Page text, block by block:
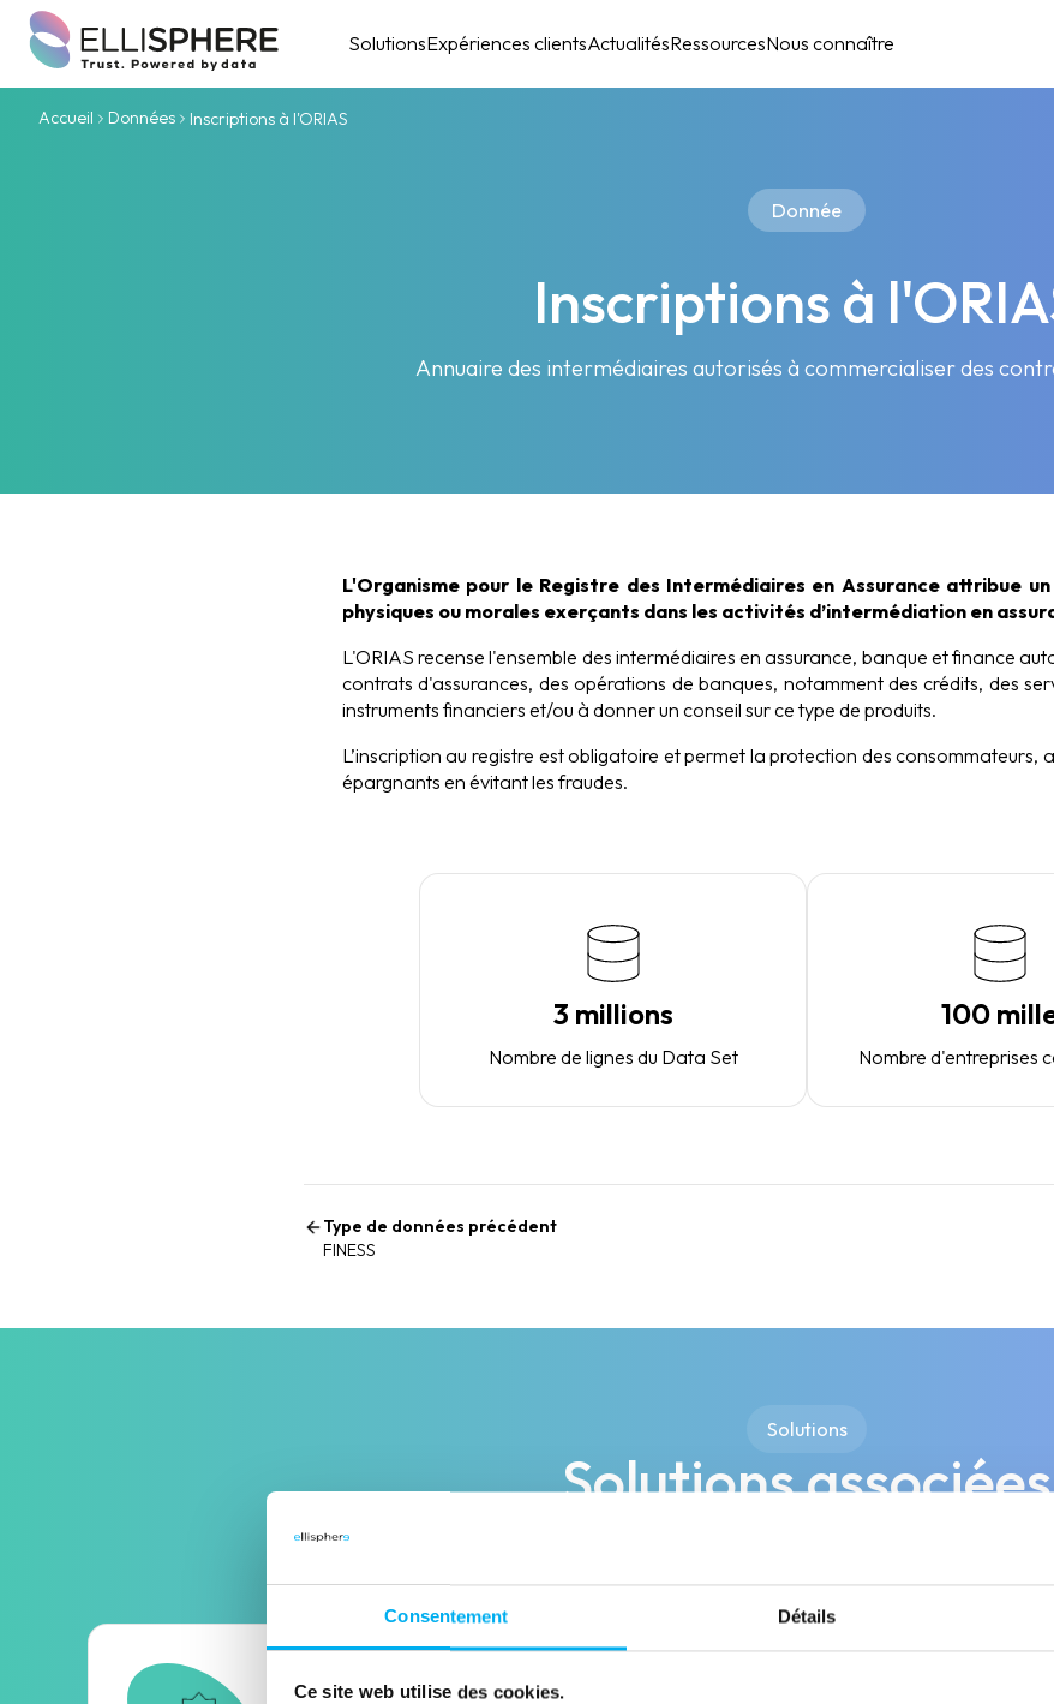
Consentement Détails
Ce site web utilise des cookies.
SolutionsExpériences clientsActualitésRessourcesNous connaître
Accueil Données Inscriptions à l'ORIAS
Donnée
Inscriptions à
Annuaire des intermédiaires autorisés à commercialiser des
L'Organisme pour le Registre des Intermédiaires en Assurance attribue
physiques ou morales exerçants dans les activités d’intermédiation en
L'ORIAS recense l'ensemble des intermédiaires en assurance, banque et finance
contrats d'assurances, des opérations de banques, notamment des crédits, des
instruments financiers et/ou à donner un conseil sur ce type de produits.
L’inscription au registre est obligatoire et permet la protection des consommateurs,
épargnants en évitant les fraudes.
3 millions
Nombre de lignes du Data Set
100
Nombre d'entreprises
Type de données précédent
FINESS
Solutions
Solutions associées
Découvrez les solutions Ellisphere qui exploitent cette data pour répondre